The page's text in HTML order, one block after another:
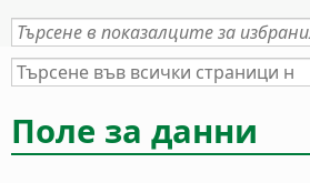
Поле за данни